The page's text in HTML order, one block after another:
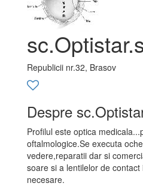
Republicii nr.32, Brasov
Despre
Profilul este optica
oftalmologice.Se executa
vedere,reparatii dar si
soare si a lentilelor de
necesare.